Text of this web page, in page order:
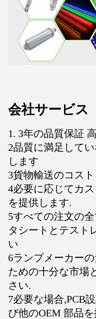
会社サービス
1. 3年の品質保証
2品質に満足して
します
3貨物輸送のコス
4必要に応じてカ
を提供します.
5すべての注文の
タシートとテスト
い
6ランプメーカー
ための十分な市場
さい.
7必要な場合,PCB
び他のOEM 部品